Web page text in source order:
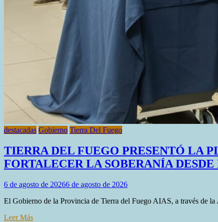
destacadas Gobierno Tierra Del Fuego
TIERRA DEL FUEGO PRESENTÓ LA
FORTALECER LA SOBERANÍA
6 de agosto de 20266 de agosto de 2026
El Gobierno de la Provincia de Tierra del Fuego AIAS, a través de
Leer Más